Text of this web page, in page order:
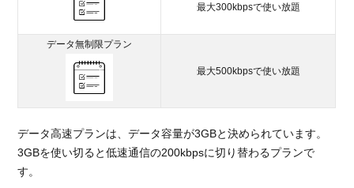
最大300kbpsで使い放題
データ無制限プラン
最大500kbpsで使い放題
データ高速プランは、データ容量が3GBと決められています。
3GBを使い切ると低速通信の200kbpsに切り替わるプランで
す。